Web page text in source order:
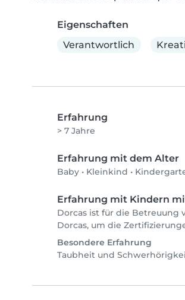
Eigenschaften
Verantwortlich
Erfahrung
> 7 Jahre
Erfahrung mit dem Alter
Baby • Kleinkind •
Erfahrung mit Kindern
Dorcas ist für die
Dorcas, um die
Besondere Erfahrung
Taubheit und